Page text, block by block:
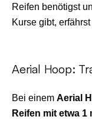
Reifen benötigst
Kurse gibt,
Aerial Hoop:
Bei einem Aerial
Reifen mit etwa